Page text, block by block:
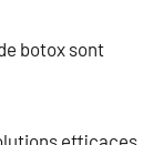
botox sont
efficaces